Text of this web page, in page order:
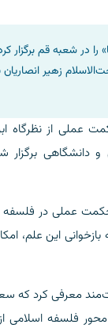
در شعبه قم برگزار
زهیر انصاریان
دانشگاهی
عملی در فلسفه
این علم،
معرفی کرد که
فلسفه اسلامی